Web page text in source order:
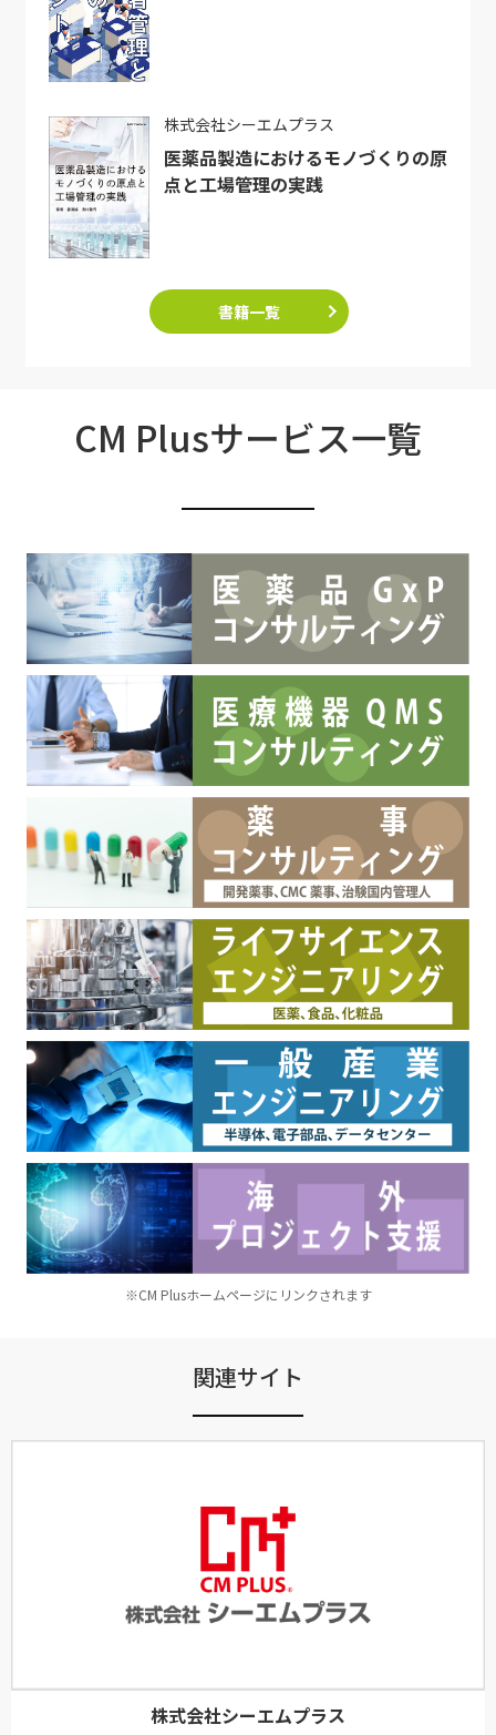
株式会社シーエムプラス
医薬品製造におけるモノづくりの原
点と工場管理の実践
書籍一覧
CM Plusサービス一覧
※CM Plusホームページにリンクされます
関連サイト
株式会社シーエムプラス